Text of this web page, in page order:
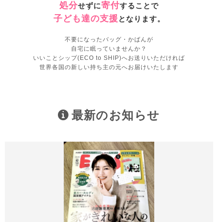
処分せずに寄付することで
子ども達の支援 となります。
不要になったバッグ・かばんが
自宅に眠っていませんか？
いいことシップ(ECO to SHIP)へお送りいただければ
世界各国の新しい持ち主の元へお届けいたします
最新のお知らせ